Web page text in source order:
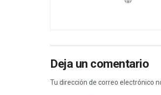
Deja un comentario
Tu dirección de correo electrónico